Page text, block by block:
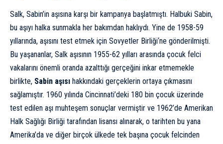
Salk, Sabin’in aşısına karşı bir kampanya başlatmıştı. Halbuki Sabin,
bu aşıyı halka sunmakla her bakımdan haklıydı. Yine de 1958-59
yıllarında, aşısını test etmek için Sovyetler Birliği‘ne gönderilmişti.
Bu yaşananlar, Salk aşısının 1955-62 yılları arasında çocuk felci
vakalarını önemli oranda azalttığı gerçeğini inkar etmemekle
birlikte, Sabin aşısı hakkındaki gerçeklerin ortaya çıkmasını
sağlamıştır. 1960 yılında Cincinnati’deki 180 bin çocuk üzerinde
test edilen aşı muhteşem sonuçlar vermiştir ve 1962’de Amerikan
Halk Sağlığı Birliği tarafından lisansı alınarak, o tarihten bu yana
Amerika’da ve diğer birçok ülkede tek başına çocuk felcinden